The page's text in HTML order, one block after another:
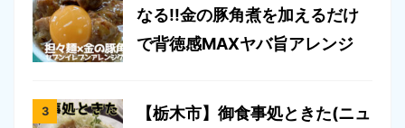
なる!!金の豚角煮を加えるだけ
で背徳感MAXヤバ旨アレンジ
【栃木市】御食事処ときた(ニュ